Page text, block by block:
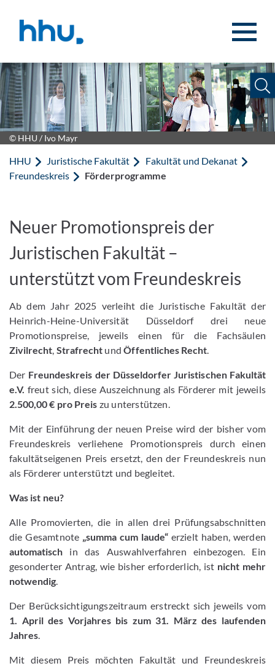
© HHU / Ivo Mayr
HHU Juristische Fakultät
Fakultät und Dekanat
Freundeskreis
Förderprogramme
Neuer Promotionspreis der
Juristischen Fakultät –
unterstützt vom Freundeskreis
Ab dem Jahr 2025 verleiht die Juristische Fakultät der
Heinrich-Heine-Universität Düsseldorf drei neue
Promotionspreise, jeweils einen für die Fachsäulen
Zivilrecht, StrafrechtundÖffentliches Recht.
Der Freundeskreis der Düsseldorfer Juristischen Fakultät
e.V. freut sich, diese Auszeichnung als Förderer mit jeweils
2.500,00 € pro Preis zu unterstützen.
Mit der Einführung der neuen Preise wird der bisher vom
Freundeskreis verliehene Promotionspreis durch einen
fakultätseigenen Preis ersetzt, den der Freundeskreis nun
als Förderer unterstützt und begleitet.
Was ist neu?
Alle Promovierten, die in allen drei Prüfungsabschnitten
die Gesamtnote „summa cum laude“erzielt haben, werden
automatisch in das Auswahlverfahren einbezogen. Ein
gesonderter Antrag, wie bisher erforderlich, ist nicht mehr
notwendig.
Der Berücksichtigungszeitraum erstreckt sich jeweils vom
1. April des Vorjahres bis zum 31. März des laufenden
Jahres.
Mit diesem Preis möchten Fakultät und Freundeskreis